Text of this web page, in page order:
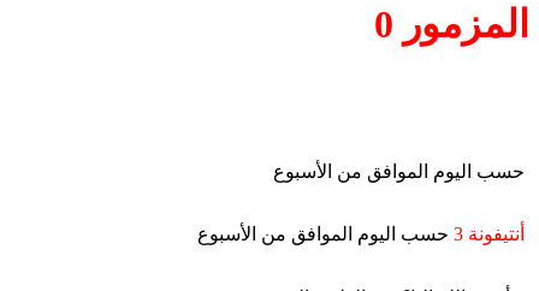
المزمور 0
حسب اليوم الموافق من الأسبوع
أنتيفونة 3 حسب اليوم الموافق من الأسبوع